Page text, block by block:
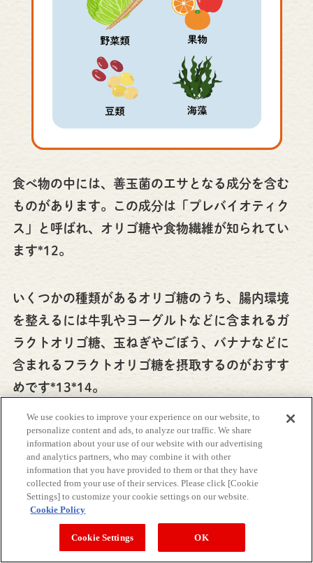
食べ物の中には、善玉菌のエサとなる成分を含む
ものがあります。この成分は「プレバイオティク
ス」と呼ばれ、オリゴ糖や食物繊維が知られてい
ます*12。
いくつかの種類があるオリゴ糖のうち、腸内環境
を整えるには牛乳やヨーグルトなどに含まれるガ
ラクトオリゴ糖、玉ねぎやごぼう、バナナなどに
含まれるフラクトオリゴ糖を摂取するのがおすす
めです*13*14。
食物繊維は水溶性と不溶性の2種類に分類されます
が、善玉菌の増殖をサポートするのは水溶性食物
繊維とされています*15。また不溶性食物繊維も、
便の量を増やして腸を刺激し、腸の運動を活発に
するため便秘が気になる人に役立つことが期待で
きます*16。食物繊維は野菜や果物、豆類、海藻類
We use cookies to improve your experience on our website, to
personalize content and ads, to analyze our traffic. We share
information about your use of our website with our advertising
and analytics partners, who may combine it with other
information that you have provided to them or that they have
collected from your use of their services. Please click [Cookie
Settings] to customize your cookie settings on our website.
Cookie Policy
Cookie Settings OK